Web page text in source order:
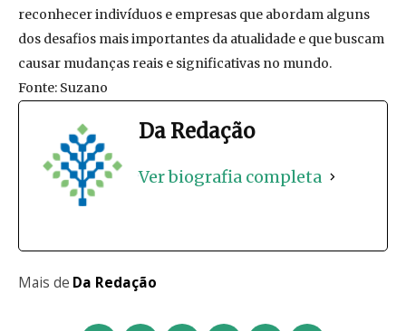
reconhecer indivíduos e empresas que abordam alguns
dos desafios mais importantes da atualidade e que buscam
causar mudanças reais e significativas no mundo.
Fonte: Suzano
Da Redação
Ver biografia completa
Mais de Da Redação